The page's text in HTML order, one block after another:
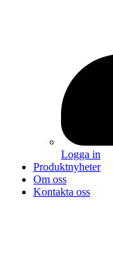
Logga in
Produktnyheter
Om oss
Kontakta oss